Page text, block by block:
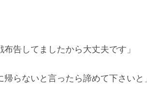
告してましたから大丈夫です」
らないと言ったら諦めて下さいと